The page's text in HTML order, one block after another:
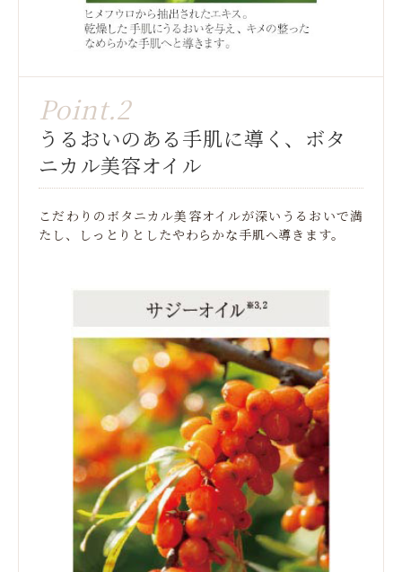
Point.2
うるおいのある手肌に導く、ボタ
ニカル美容オイル
こだわりのボタニカル美容オイルが深いうるおいで満
たし、しっとりとしたやわらかな手肌へ導きます。